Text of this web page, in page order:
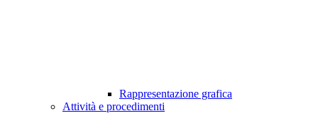
Rappresentazione grafica
Attività e procedimenti